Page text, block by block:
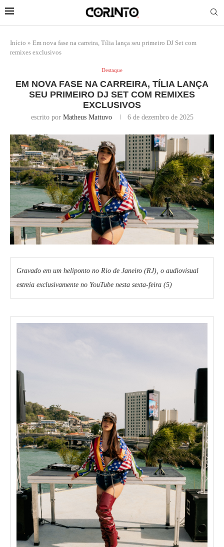
Início » Em nova fase na carreira, Tília lança seu primeiro DJ Set com
remixes exclusivos
Destaque
EM NOVA FASE NA CARREIRA, TÍLIA LANÇA
SEU PRIMEIRO DJ SET COM REMIXES
EXCLUSIVOS
escrito por Matheus Mattuvo 6 de dezembro de 2025
Gravado em um heliponto no Rio de Janeiro (RJ), o audiovisual
estreia exclusivamente no YouTube nesta sexta-feira (5)